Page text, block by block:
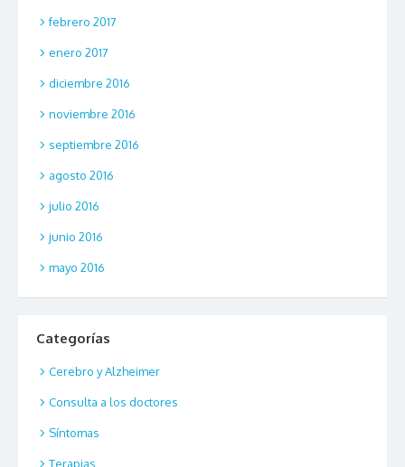
febrero 2017
enero 2017
diciembre 2016
noviembre 2016
septiembre 2016
agosto 2016
julio 2016
junio 2016
mayo 2016
Categorías
Cerebro y Alzheimer
Consulta a los doctores
Síntomas
Terapias